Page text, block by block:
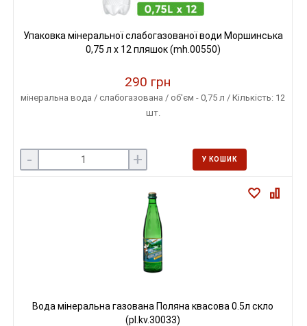
Упаковка мінеральної слабогазованої води Моршинська
0,75 л х 12 пляшок (mh.00550)
290 грн
мінеральна вода / слабогазована / об'єм - 0,75 л / Кількість: 12
шт.
- + У КОШИК
Вода мінеральна газована Поляна квасова 0.5л скло
(pl.kv.30033)